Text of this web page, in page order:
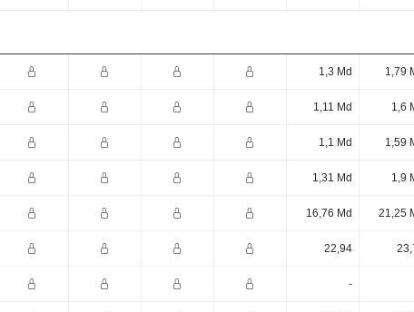
1,3 Md 1,79
1,11 Md 1,6
1,1 Md 1,59
1,31 Md 1,9
16,76 Md 21,25
22,94
-